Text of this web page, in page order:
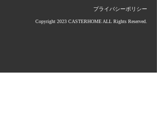
プライバシーポリシー
Copyright 2023 CASTERHOME ALL Rights Reserved.